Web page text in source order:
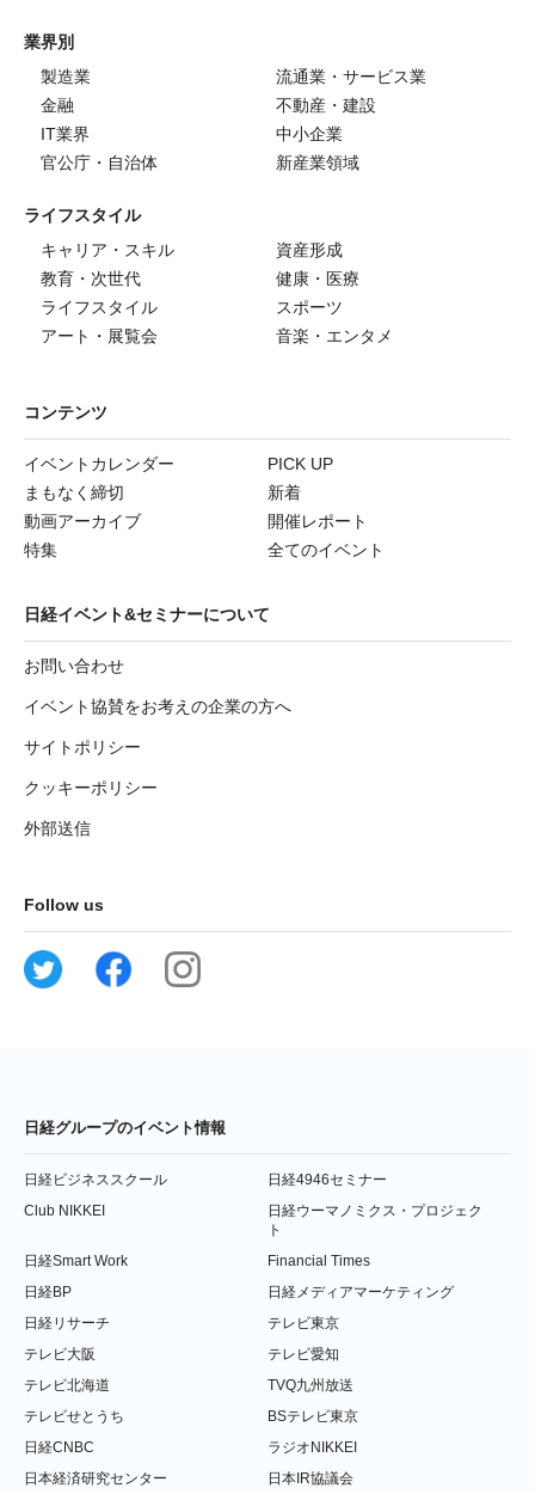
業界別
製造業
流通業・サービス業
金融
不動産・建設
IT業界
中小企業
官公庁・自治体
新産業領域
ライフスタイル
キャリア・スキル
資産形成
教育・次世代
健康・医療
ライフスタイル
スポーツ
アート・展覧会
音楽・エンタメ
コンテンツ
イベントカレンダー
PICK UP
まもなく締切
新着
動画アーカイブ
開催レポート
特集
全てのイベント
日経イベント&セミナーについて
お問い合わせ
イベント協賛をお考えの企業の方へ
サイトポリシー
クッキーポリシー
外部送信
Follow us
日経グループのイベント情報
日経ビジネススクール
日経4946セミナー
Club NIKKEI
日経ウーマノミクス・プロジェク
ト
日経Smart Work
Financial Times
日経BP
日経メディアマーケティング
日経リサーチ
テレビ東京
テレビ大阪
テレビ愛知
テレビ北海道
TVQ九州放送
テレビせとうち
BSテレビ東京
日経CNBC
ラジオNIKKEI
日本経済研究センター
日本IR協議会